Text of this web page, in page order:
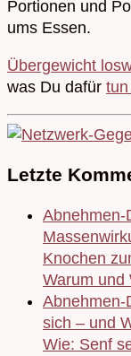
Portionen und
ums Essen.
Übergewicht
was Du dafür tun
Letzte
Abnehmen-
Knochen
Warum und
Abnehmen-
sich – und
Wie: Senf